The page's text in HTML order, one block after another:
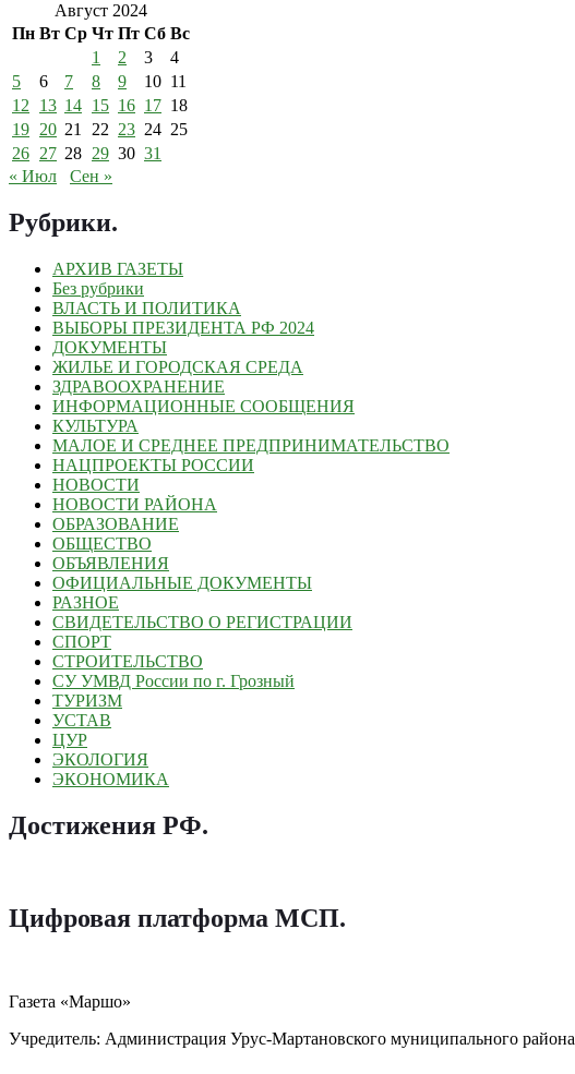
Август 2024
Пн Вт Ср Чт Пт Сб Вс
1
2 3
4
5
6 7 8 9 10 11
12 13 14 15 16 17 18
19 20 21 22 23 24 25
26 27 28 29 30 31
« Июл
Сен »
Рубрики.
АРХИВ ГАЗЕТЫ
Без рубрики
ВЛАСТЬ И ПОЛИТИКА
ВЫБОРЫ ПРЕЗИДЕНТА РФ 2024
ДОКУМЕНТЫ
ЖИЛЬЕ И ГОРОДСКАЯ СРЕДА
ЗДРАВООХРАНЕНИЕ
ИНФОРМАЦИОННЫЕ СООБЩЕНИЯ
КУЛЬТУРА
МАЛОЕ И СРЕДНЕЕ ПРЕДПРИНИМАТЕЛЬСТВО
НАЦПРОЕКТЫ РОССИИ
НОВОСТИ
НОВОСТИ РАЙОНА
ОБРАЗОВАНИЕ
ОБЩЕСТВО
ОБЪЯВЛЕНИЯ
ОФИЦИАЛЬНЫЕ ДОКУМЕНТЫ
РАЗНОЕ
СВИДЕТЕЛЬСТВО О РЕГИСТРАЦИИ
СПОРТ
СТРОИТЕЛЬСТВО
СУ УМВД России по г. Грозный
ТУРИЗМ
УСТАВ
ЦУР
ЭКОЛОГИЯ
ЭКОНОМИКА
Достижения РФ.
Цифровая платформа МСП.
Газета «Маршо»
Учредитель: Администрация Урус-Мартановского муниципального района